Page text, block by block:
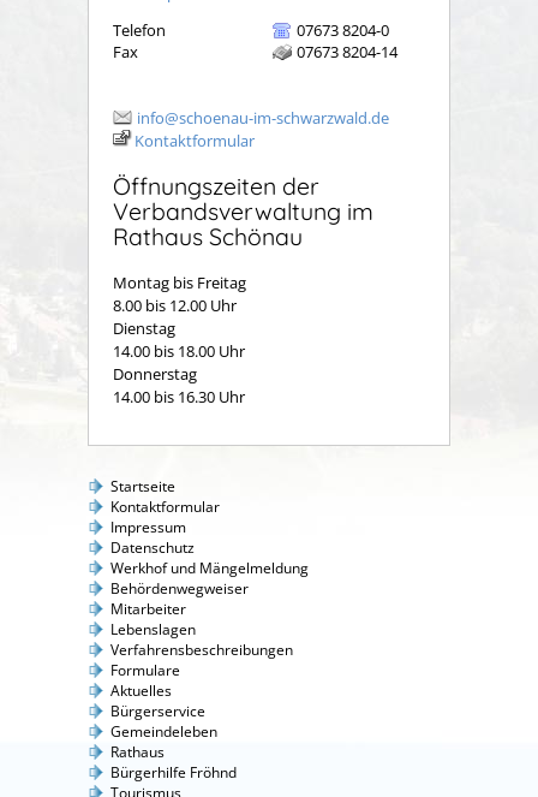
Telefon
07673 8204-0
Fax
07673 8204-14
info@schoenau-im-schwarzwald.de
Kontaktformular
Öffnungszeiten der
Verbandsverwaltung im
Rathaus Schönau
Montag bis Freitag
8.00 bis 12.00 Uhr
Dienstag
14.00 bis 18.00 Uhr
Donnerstag
14.00 bis 16.30 Uhr
Startseite
Kontaktformular
Impressum
Datenschutz
Werkhof und Mängelmeldung
Behördenwegweiser
Mitarbeiter
Lebenslagen
Verfahrensbeschreibungen
Formulare
Aktuelles
Bürgerservice
Gemeindeleben
Rathaus
Bürgerhilfe Fröhnd